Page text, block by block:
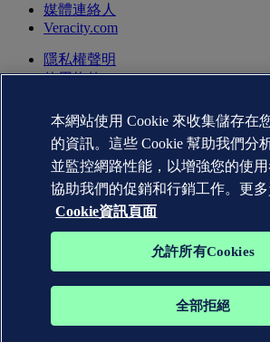
媒體連絡人
Veracity.com
隱私權聲明
使用條款
Cookie資訊
本網站使用 Cookie 來收集儲存在
的資訊。這些 Cookie 幫助我們分
並監控網路性能，以增強您的使
協助我們的促銷和行銷工作。更多
Cookie資訊頁面
允許所有Cookies
全部拒絕